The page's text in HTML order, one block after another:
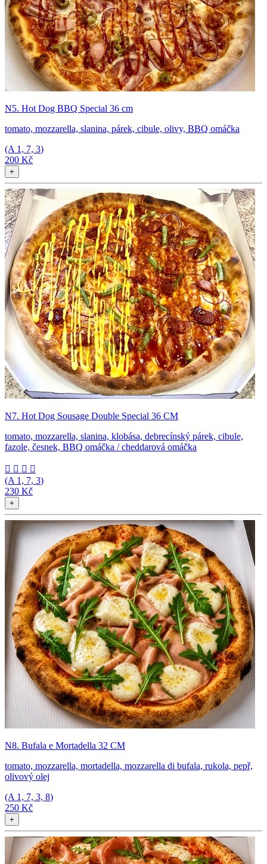
N5. Hot Dog BBQ Special 36 cm
tomato, mozzarella, slanina, párek, cibule, olivy, BBQ omáčka
(A 1, 7, 3)
200 Kč
+
N7. Hot Dog Sousage Double Special 36 CM
tomato, mozzarella, slanina, klobása, debrecínský párek, cibule,
fazole, česnek, BBQ omáčka / cheddarová omáčka
   
(A 1, 7, 3)
230 Kč
+
N8. Bufala e Mortadella 32 CM
tomato, mozzarella, mortadella, mozzarella di bufala, rukola, pepř,
olivový olej
(A 1, 7, 3, 8)
250 Kč
+